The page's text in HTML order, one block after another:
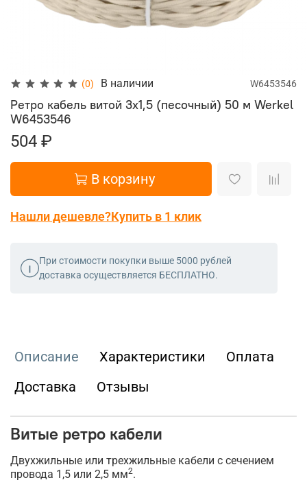
(0) В наличии W6453546
Ретро кабель витой 3х1,5 (песочный) 50 м Werkel
W6453546
504 ₽
В корзину
Нашли дешевле?Купить в 1 клик
При стоимости покупки выше 5000 рублей
доставка осуществляется БЕСПЛАТНО.
Описание Характеристики
Оплата
Доставка
Отзывы
Витые ретро кабели
Двухжильные или трехжильные кабели с сечением
провода 1,5 или 2,5 мм2.